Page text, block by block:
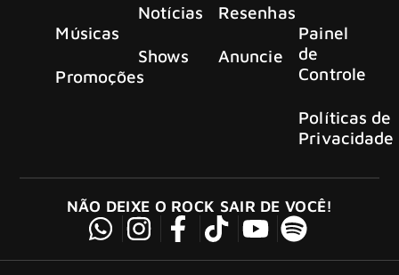
Músicas
Promoções
Notícias
Shows
Resenhas
Anuncie
Painel
de
Controle
Políticas de
Privacidade
NÃO DEIXE O ROCK SAIR DE VOCÊ!